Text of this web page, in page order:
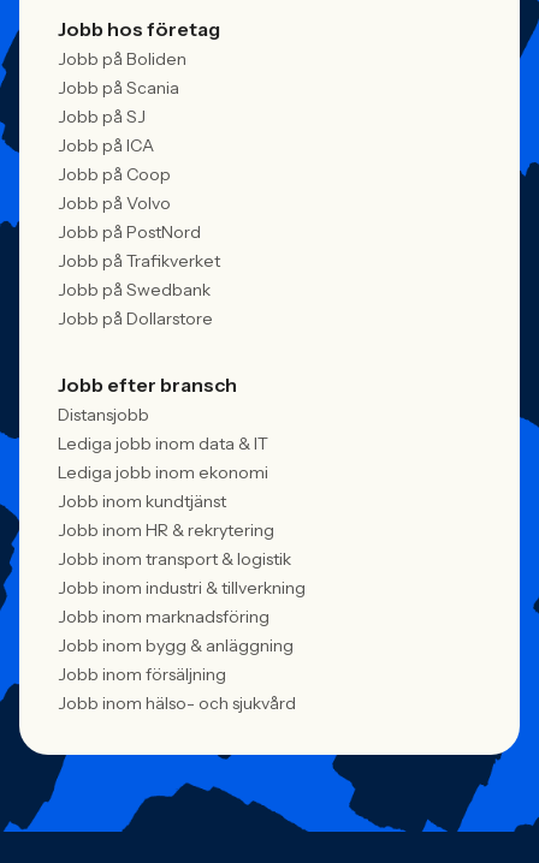
Jobb hos företag
Jobb på Boliden
Jobb på Scania
Jobb på SJ
Jobb på ICA
Jobb på Coop
Jobb på Volvo
Jobb på PostNord
Jobb på Trafikverket
Jobb på Swedbank
Jobb på Dollarstore
Jobb efter bransch
Distansjobb
Lediga jobb inom data & IT
Lediga jobb inom ekonomi
Jobb inom kundtjänst
Jobb inom HR & rekrytering
Jobb inom transport & logistik
Jobb inom industri & tillverkning
Jobb inom marknadsföring
Jobb inom bygg & anläggning
Jobb inom försäljning
Jobb inom hälso- och sjukvård